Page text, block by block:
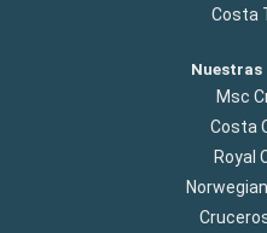
Costa
Nuestras
Msc
Costa
Royal